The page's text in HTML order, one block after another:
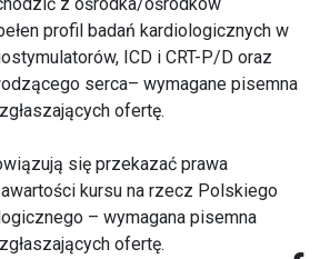
profil badań kardiologicznych w
ICD i CRT-P/D oraz
serca– wymagane pisemna
ofertę.
się przekazać prawa
kursu na rzecz Polskiego
– wymagana pisemna
ofertę.